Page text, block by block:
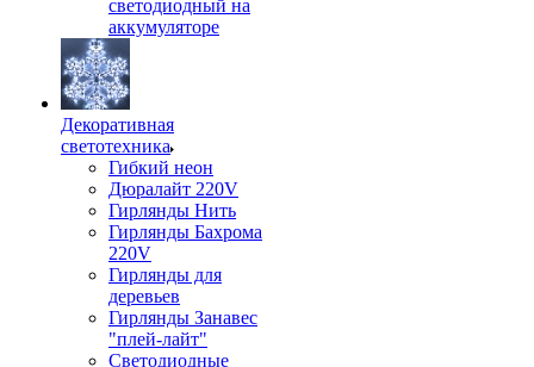
светодиодный на
аккумуляторе
Декоративная
светотехника
Гибкий неон
Дюралайт 220V
Гирлянды Нить
Гирлянды Бахрома
220V
Гирлянды для
деревьев
Гирлянды Занавес
"плей-лайт"
Светодиодные